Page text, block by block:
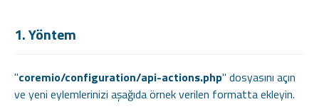
1. Yöntem
"coremio/configuration/api-actions.php" dosyasını açın
ve yeni eylemlerinizi aşağıda örnek verilen formatta ekleyin.